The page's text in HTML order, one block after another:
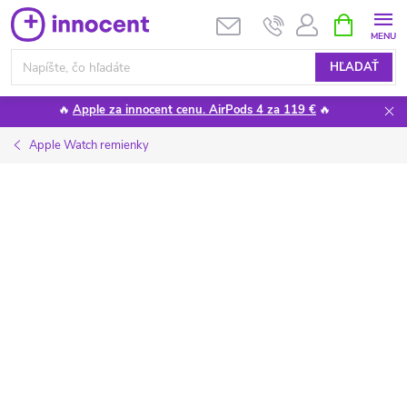
Prejsť
na
obsah
HĽADAŤ
KOŠÍK
🔥 Apple za innocent cenu. AirPods 4 za 119 € 🔥
Apple Watch remienky